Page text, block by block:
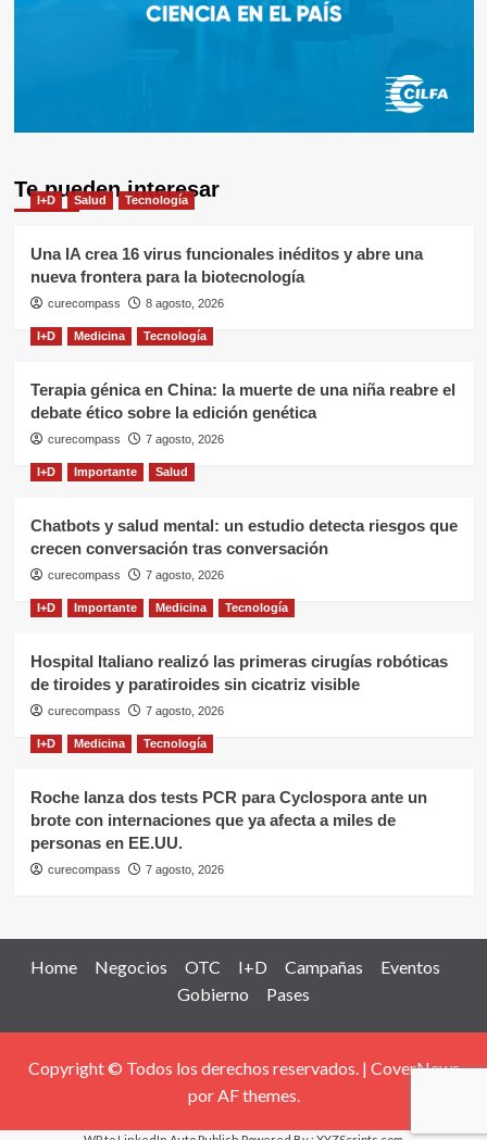
Te pueden interesar
I+D Salud Tecnología
Una IA crea 16 virus funcionales inéditos y abre una
nueva frontera para la biotecnología
curecompass 8 agosto, 2026
I+D Medicina Tecnología
Terapia génica en China: la muerte de una niña reabre el
debate ético sobre la edición genética
curecompass 7 agosto, 2026
I+D Importante Salud
Chatbots y salud mental: un estudio detecta riesgos que
crecen conversación tras conversación
curecompass 7 agosto, 2026
I+D Importante Medicina Tecnología
Hospital Italiano realizó las primeras cirugías robóticas
de tiroides y paratiroides sin cicatriz visible
curecompass 7 agosto, 2026
I+D Medicina Tecnología
Roche lanza dos tests PCR para Cyclospora ante un
brote con internaciones que ya afecta a miles de
personas en EE.UU.
curecompass 7 agosto, 2026
Home Negocios OTC I+D Campañas
Eventos
Gobierno
Pases
Copyright © Todos los derechos reservados. | CoverNews
por AF themes.